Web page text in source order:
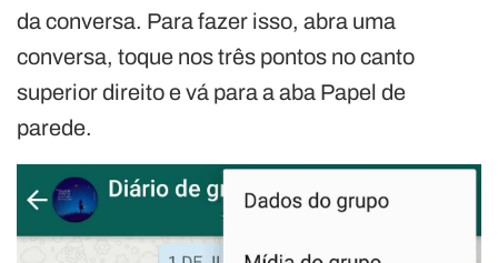
da conversa. Para fazer isso, abra uma
conversa, toque nos três pontos no canto
superior direito e vá para a aba Papel de
parede.